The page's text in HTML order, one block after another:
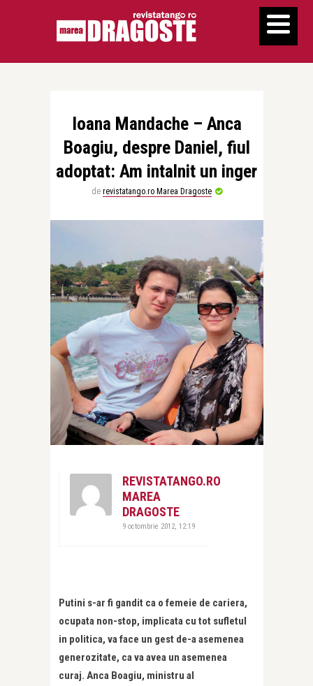
Ioana Mandache – Anca
Boagiu, despre Daniel, fiul
adoptat: Am intalnit un inger
de revistatango.ro Marea Dragoste
REVISTATANGO.RO
MAREA
DRAGOSTE
9 octombrie 2012, 12:19
Putini s-ar fi gandit ca o femeie de cariera,
ocupata non-stop, implicata cu tot sufletul
in politica, va face un gest de-a asemenea
generozitate, ca va avea un asemenea
curaj. Anca Boagiu, ministru al